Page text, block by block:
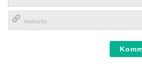
E-
Mail*